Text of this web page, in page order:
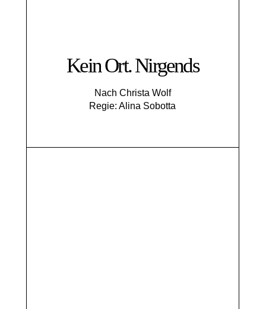
Kein Ort. Nirgends
Nach Christa Wolf
Regie: Alina Sobotta